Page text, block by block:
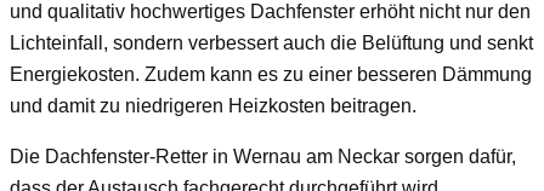
und qualitativ hochwertiges Dachfenster erhöht nicht nur den
Lichteinfall, sondern verbessert auch die Belüftung und senkt
Energiekosten. Zudem kann es zu einer besseren Dämmung
und damit zu niedrigeren Heizkosten beitragen.
Die Dachfenster-Retter in Wernau am Neckar sorgen dafür,